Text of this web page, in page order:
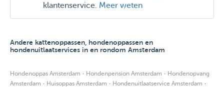
klantenservice. Meer weten
Andere kattenoppassen, hondenoppassen en
hondenuitlaatservices in en rondom Amsterdam
Hondenoppas Amsterdam · Hondenpension Amsterdam · Hondenopvang
Amsterdam · Huisoppas Amsterdam · Hondenuitlaatservice Amsterdam ·